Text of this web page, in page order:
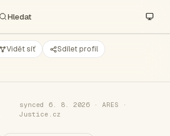
Vidět síť
Sdílet profil
synced 6. 8. 2026 · ARES ·
Justice.cz